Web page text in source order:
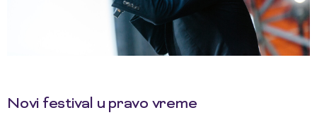
Novi festival u pravo vreme